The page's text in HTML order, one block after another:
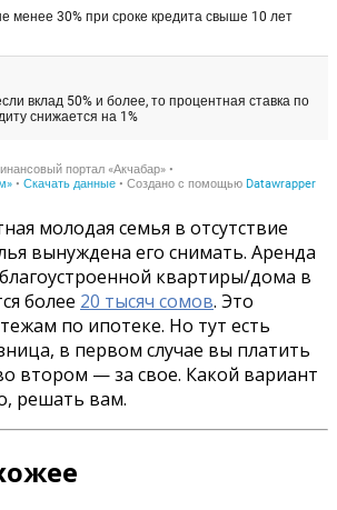
молодая семья в отсутствие
вынуждена его снимать. Аренда
квартиры/дома в
более 20 тысяч сомов. Это
по ипотеке. Но тут есть
в первом случае вы платить
втором — за свое. Какой вариант
решать вам.